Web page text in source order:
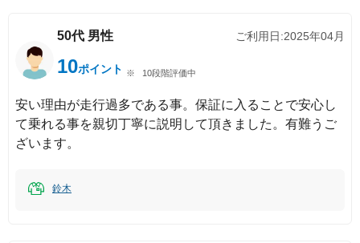
50代 男性 ご利用日:2025年04月
10ポイント 10段階評価中
安い理由が走行過多である事。保証に入ることで安心し
て乗れる事を親切丁寧に説明して頂きました。有難うご
ざいます。
鈴木